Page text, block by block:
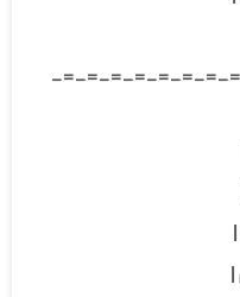
-=-=-=-=-=-=-=-